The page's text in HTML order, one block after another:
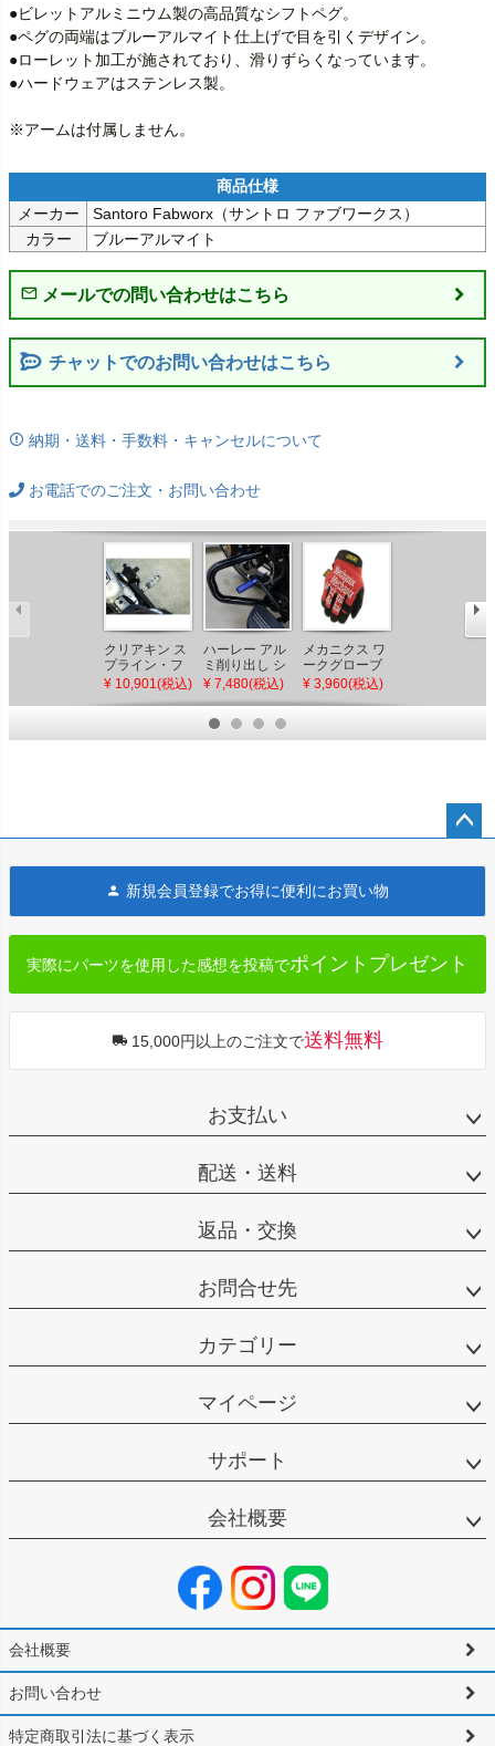
●ビレットアルミニウム製の高品質なシフトペグ。
●ペグの両端はブルーアルマイト仕上げで目を引くデザイン。
●ローレット加工が施されており、滑りずらくなっています。
●ハードウェアはステンレス製。
※アームは付属しません。
メーカー
Santoro Fabworx（サントロ ファブワークス）
カラー
ブルーアルマイト
チャットでのお問い合わせはこちら
納期・送料・手数料・キャンセルについて
お電話でのご注文・お問い合わせ
クリアキン ス
プライン・フ
ットペグアダ
プター シルバ
ー
¥ 10,901(税込)
ハーレー アル
ミ削り出し シ
フトペグ (ブル
ー) スピードラ
¥ 7,480(税込)
メカニクス ワ
ークグローブ
オリジナル レ
ッド
¥ 3,960(税込)
へ
新規会員登録でお得に便利にお買い物
実際にパーツを使用した感想を投稿でポイントプレゼント
15,000円以上のご注文で送料無料
お支払い
配送・送料
返品・交換
お問合せ先
カテゴリー
マイページ
サポート
会社概要
会社概要
お問い合わせ
特定商取引法に基づく表示